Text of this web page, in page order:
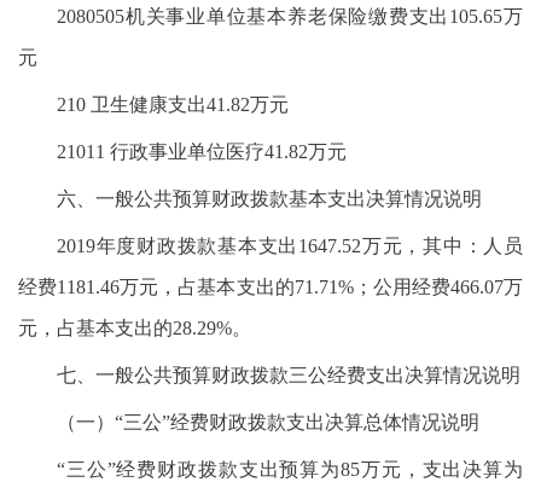
2080505机关事业单位基本养老保险缴费支出105.65万
元
210 卫生健康支出41.82万元
21011 行政事业单位医疗41.82万元
六、一般公共预算财政拨款基本支出决算情况说明
2019年度财政拨款基本支出1647.52万元，其中：人员
经费1181.46万元，占基本支出的71.71%；公用经费466.07万
元，占基本支出的28.29%。
七、一般公共预算财政拨款三公经费支出决算情况说明
（一）“三公”经费财政拨款支出决算总体情况说明
“三公”经费财政拨款支出预算为85万元，支出决算为